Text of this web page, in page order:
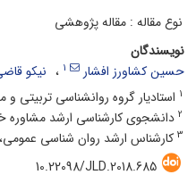
نوع مقاله : مقاله پژوهشی
نویسندگان
حسین کشاورز افشار
1 نیکو
1 استادیار گروه روانشناسی تربیتی و
2 دانشجوی کارشناسی ارشد مشاوره
3 کارشناس ارشد روان شناسی
10.22098/JLD.2018.685